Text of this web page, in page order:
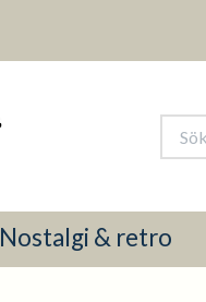
Nostalgi & retro